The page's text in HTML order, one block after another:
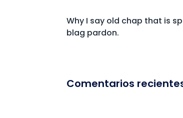
Why I say old chap that is
blag pardon.
Comentarios